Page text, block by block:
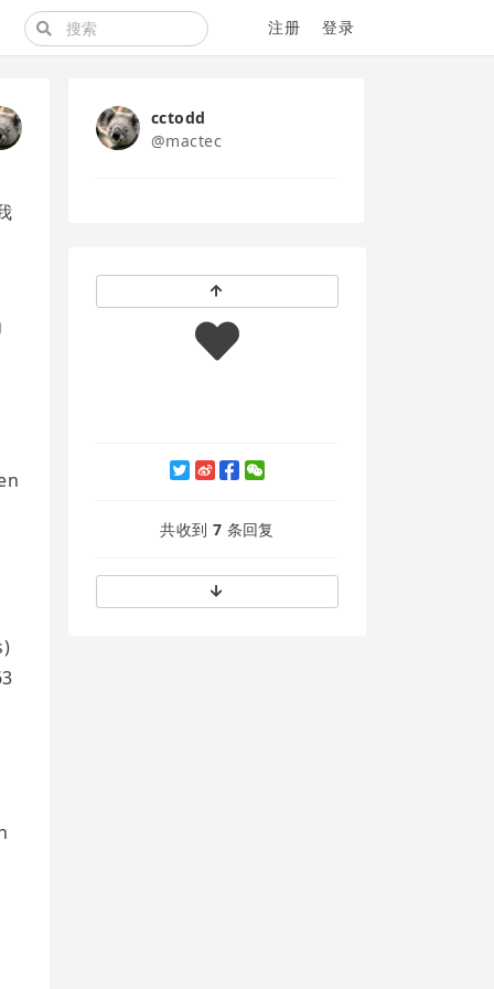
注册 登录
cctodd
@mactec
共收到 7 条回复